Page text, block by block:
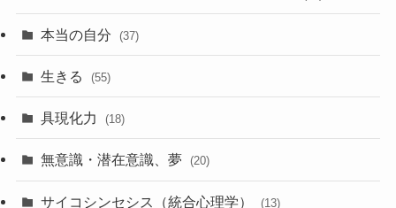
本当の自分 (37)
生きる (55)
具現化力 (18)
無意識・潜在意識、夢 (20)
サイコシンセシス（統合心理学） (13)